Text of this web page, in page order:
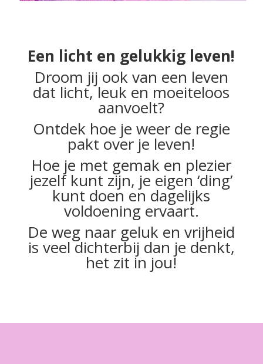
Een licht en gelukkig leven!
Droom jij ook van een leven
dat licht, leuk en moeiteloos
aanvoelt?
Ontdek hoe je weer de regie
pakt over je leven!
Hoe je met gemak en plezier
jezelf kunt zijn, je eigen ‘ding’
kunt doen en dagelijks
voldoening ervaart.
De weg naar geluk en vrijheid
is veel dichterbij dan je denkt,
het zit in jou!